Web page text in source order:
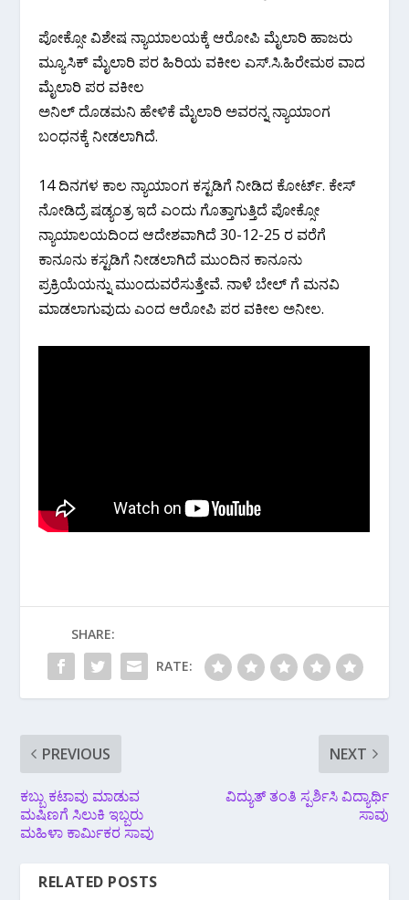
ಪೋಕ್ಸೋ ವಿಶೇಷ ನ್ಯಾಯಾಲಯಕ್ಕೆ ಆರೋಪಿ ಮೈಲಾರಿ ಹಾಜರು
ಮ್ಯೂಸಿಕ್ ಮೈಲಾರಿ ಪರ ಹಿರಿಯ ವಕೀಲ ಎಸ್.ಸಿ.ಹಿರೇಮಠ ವಾದ
ಮೈಲಾರಿ ಪರ ವಕೀಲ
ಅನಿಲ್ ದೊಡಮನಿ ಹೇಳಿಕೆ ಮೈಲಾರಿ ಅವರನ್ನ ನ್ಯಾಯಾಂಗ
ಬಂಧನಕ್ಕೆ ನೀಡಲಾಗಿದೆ.
14 ದಿನಗಳ ಕಾಲ ನ್ಯಾಯಾಂಗ ಕಸ್ಟಡಿಗೆ ನೀಡಿದ ಕೋರ್ಟ್. ಕೇಸ್
ನೋಡಿದ್ರೆ ಷಡ್ಯಂತ್ರ ಇದೆ ಎಂದು ಗೊತ್ತಾಗುತ್ತಿದೆ ಪೋಕ್ಸೋ
ನ್ಯಾಯಾಲಯದಿಂದ ಆದೇಶವಾಗಿದೆ 30-12-25 ರ ವರೆಗೆ
ಕಾನೂನು ಕಸ್ಟಡಿಗೆ ನೀಡಲಾಗಿದೆ ಮುಂದಿನ ಕಾನೂನು
ಪ್ರಕ್ರಿಯೆಯನ್ನು ಮುಂದುವರೆಸುತ್ತೇವೆ. ನಾಳೆ ಬೇಲ್ ಗೆ ಮನವಿ
ಮಾಡಲಾಗುವುದು ಎಂದ ಆರೋಪಿ ಪರ ವಕೀಲ ಅನೀಲ.
SHARE:
RATE:
PREVIOUS
ಕಬ್ಬು ಕಟಾವು ಮಾಡುವ
ಮಷಿಣಗೆ ಸಿಲುಕಿ ಇಬ್ಬರು
ಮಹಿಳಾ ಕಾರ್ಮಿಕರ ಸಾವು
NEXT
ವಿದ್ಯುತ್ ತಂತಿ ಸ್ಪರ್ಶಿಸಿ ವಿದ್ಯಾರ್ಥಿ
ಸಾವು
RELATED POSTS